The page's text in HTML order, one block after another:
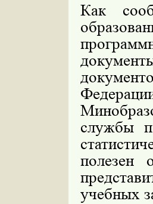
Как
службы
полезен
учебных